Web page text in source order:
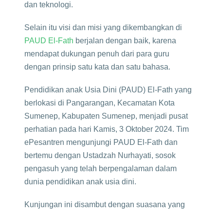
dan teknologi.
Selain itu visi dan misi yang dikembangkan di
PAUD El-Fath berjalan dengan baik, karena
mendapat dukungan penuh dari para guru
dengan prinsip satu kata dan satu bahasa.
Pendidikan anak Usia Dini (PAUD) El-Fath yang
berlokasi di Pangarangan, Kecamatan Kota
Sumenep, Kabupaten Sumenep, menjadi pusat
perhatian pada hari Kamis, 3 Oktober 2024. Tim
ePesantren mengunjungi PAUD El-Fath dan
bertemu dengan Ustadzah Nurhayati, sosok
pengasuh yang telah berpengalaman dalam
dunia pendidikan anak usia dini.
Kunjungan ini disambut dengan suasana yang